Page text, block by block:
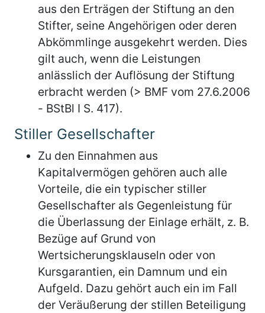
aus den Erträgen der Stiftung an den
Stifter, seine Angehörigen oder deren
Abkömmlinge ausgekehrt werden. Dies
gilt auch, wenn die Leistungen
anlässlich der Auflösung der Stiftung
erbracht werden (> BMF vom 27.6.2006
- BStBl I S. 417).
Stiller Gesellschafter
Zu den Einnahmen aus
Kapitalvermögen gehören auch alle
Vorteile, die ein typischer stiller
Gesellschafter als Gegenleistung für
die Überlassung der Einlage erhält, z. B.
Bezüge auf Grund von
Wertsicherungsklauseln oder von
Kursgarantien, ein Damnum und ein
Aufgeld. Dazu gehört auch ein im Fall
der Veräußerung der stillen Beteiligung